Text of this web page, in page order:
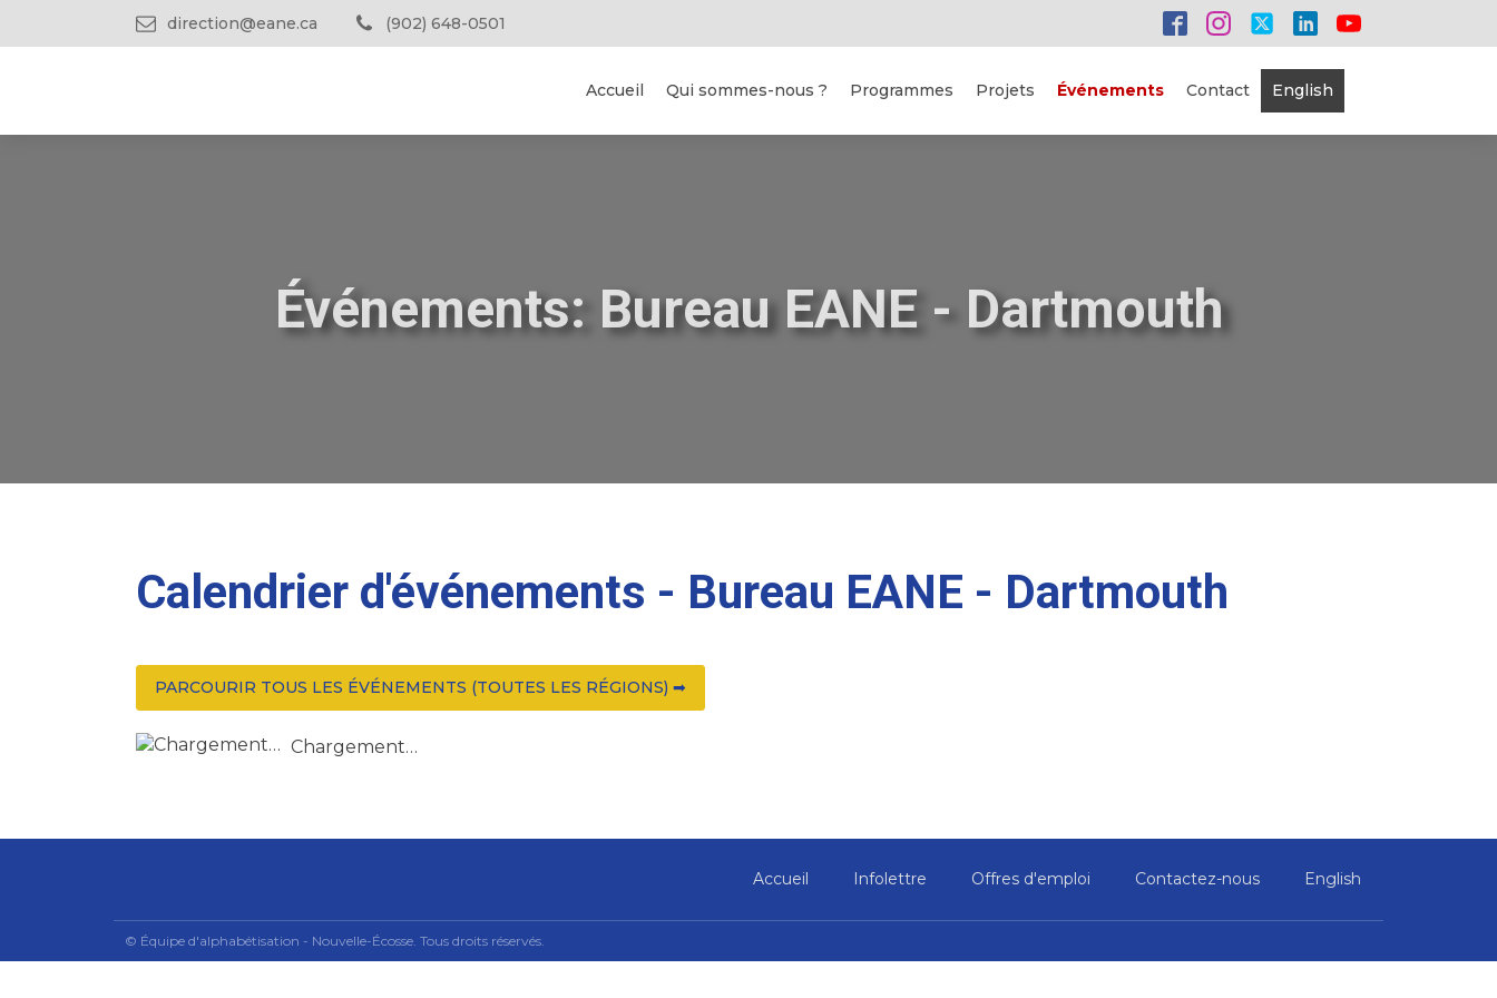
direction@eane.ca (902) 648-0501
Accueil Qui sommes-nous ? Programmes Projets Événements Contact English
Événements: Bureau EANE - Dartmouth
Calendrier d'événements - Bureau EANE - Dartmouth
PARCOURIR TOUS LES ÉVÉNEMENTS (TOUTES LES RÉGIONS) ➡
Chargement…
Accueil Infolettre Offres d'emploi Contactez-nous English
© Équipe d'alphabétisation - Nouvelle-Écosse. Tous droits réservés.